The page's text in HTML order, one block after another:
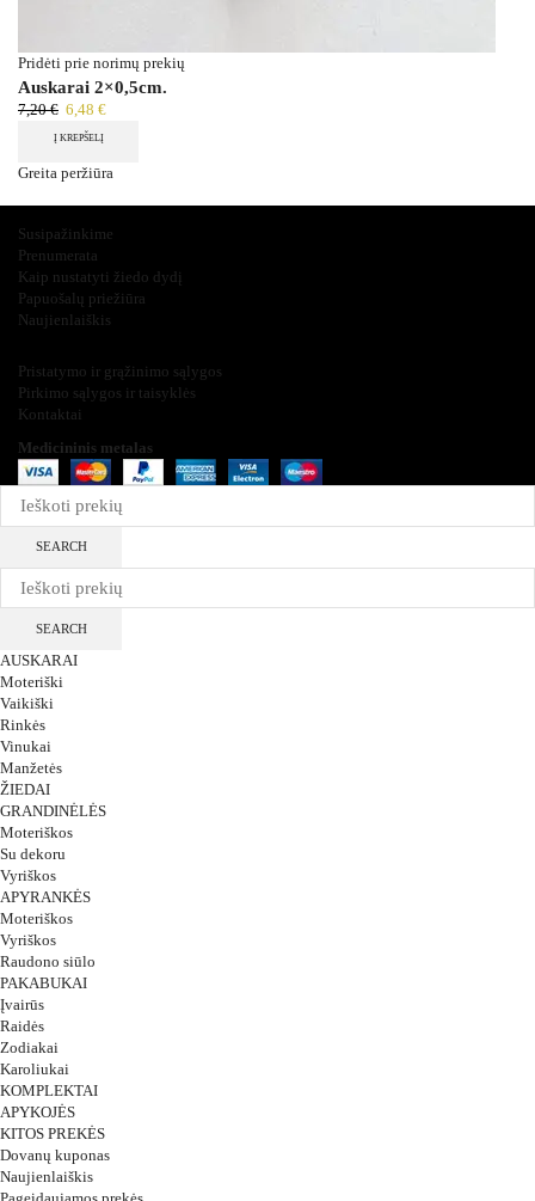
Pridėti prie norimų prekių
Auskarai 2×0,5cm.
7,20€ 6,48 €
Į KREPŠELĮ
Greita peržiūra
Susipažinkime
Prenumerata
Kaip nustatyti žiedo dydį
Papuošalų priežiūra
Naujienlaiškis
Pristatymo ir grąžinimo sąlygos
Pirkimo sąlygos ir taisyklės
Kontaktai
Medicininis metalas
SEARCH
SEARCH
AUSKARAI
Moteriški
Vaikiški
Rinkės
Vinukai
Manžetės
ŽIEDAI
GRANDINĖLĖS
Moteriškos
Su dekoru
Vyriškos
APYRANKĖS
Moteriškos
Vyriškos
Raudono siūlo
PAKABUKAI
Įvairūs
Raidės
Zodiakai
Karoliukai
KOMPLEKTAI
APYKOJĖS
KITOS PREKĖS
Dovanų kuponas
Naujienlaiškis